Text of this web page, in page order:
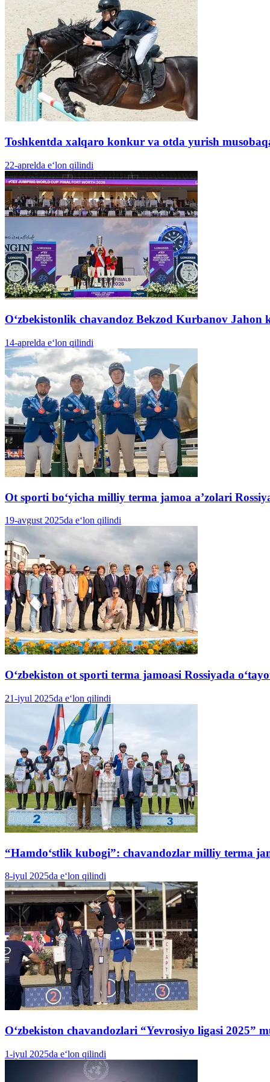
Toshkentda xalqaro konkur va otda yurish
22-aprelda e‘lon qilindi
O‘zbekistonlik chavandoz Bekzod Kurbanov
14-aprelda e‘lon qilindi
Ot sporti bo‘yicha milliy terma jamoa a’zolari
19-avgust 2025da e‘lon qilindi
O‘zbekiston ot sporti terma jamoasi Rossiyada
21-iyul 2025da e‘lon qilindi
“Hamdo‘stlik kubogi”: chavandozlar milliy terma
8-iyul 2025da e‘lon qilindi
O‘zbekiston chavandozlari “Yevrosiyo ligasi 2025”
1-iyul 2025da e‘lon qilindi